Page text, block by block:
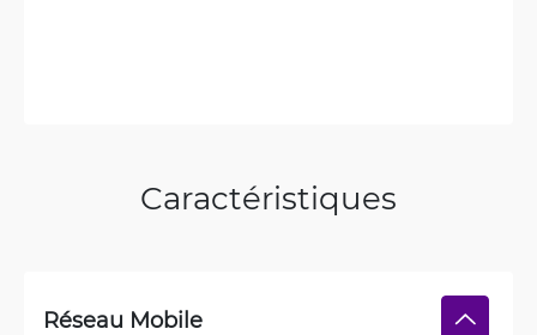
Caractéristiques
Réseau Mobile